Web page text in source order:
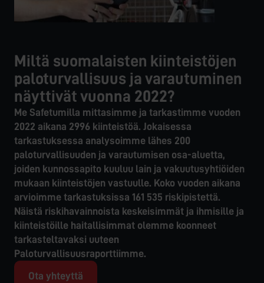
Miltä suomalaisten kiinteistöjen
paloturvallisuus ja varautuminen
näyttivät vuonna 2022?
Me Safetumilla mittasimme ja tarkastimme vuoden
2022 aikana 2996 kiinteistöä. Jokaisessa
tarkastuksessa analysoimme lähes 200
paloturvallisuuden ja varautumisen osa-aluetta,
joiden kunnossapito kuuluu lain ja vakuutusyhtiöiden
mukaan kiinteistöjen vastuulle. Koko vuoden aikana
arvioimme tarkastuksissa 161 535 riskipistettä.
Näistä riskihavainnoista keskeisimmät ja ihmisille ja
kiinteistöille haitallisimmat olemme koonneet
tarkasteltavaksi uuteen
Paloturvallisuusraporttiimme.
Ota yhteyttä